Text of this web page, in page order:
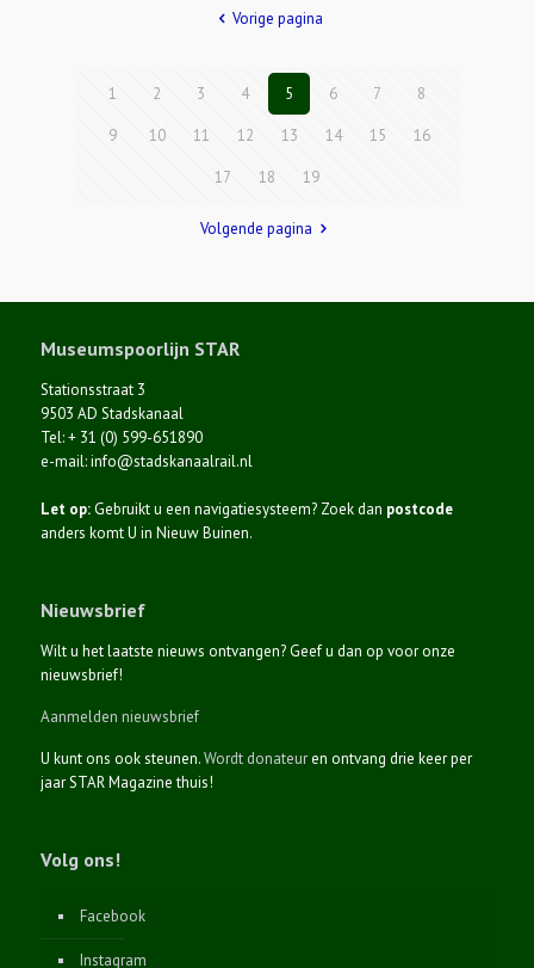
Vorige pagina
1 2 3 4 5 6 7 8
9 10 11 12 13 14 15 16
17 18 19
Volgende pagina
Museumspoorlijn STAR
Stationsstraat 3
9503 AD Stadskanaal
Tel: + 31 (0) 599-651890
e-mail: info@stadskanaalrail.nl
Let op:Gebruikt u een navigatiesysteem? Zoek dan postcode
anders komt U in Nieuw Buinen.
Nieuwsbrief
Wilt u het laatste nieuws ontvangen? Geef u dan op voor onze
nieuwsbrief!
Aanmelden nieuwsbrief
U kunt ons ook steunen.Wordt donateuren ontvang drie keer per
jaar STAR Magazine thuis!
Volg ons!
Facebook
Instagram